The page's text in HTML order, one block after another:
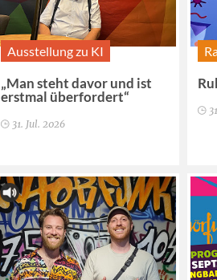
Ausstellung zu KI
„Man steht davor und ist
erstmal überfordert“
31. Jul. 2026